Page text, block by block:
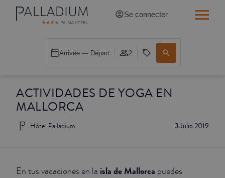
ACTIVIDADES DE YOGA EN
MALLORCA
3 Julio 2019
Hôtel Palladium
En tus vacaciones en la isla de Mallorca puedes
Se connecter
Arrivée — Départ 2
SINGLE BALCON CATHÉDRALE
DOUBLE WHITE